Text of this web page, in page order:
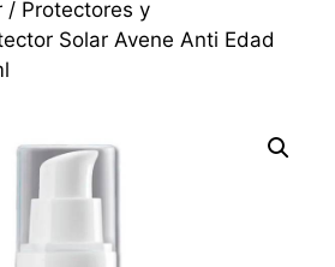
/ Protectores y
Solar Avene Anti Edad